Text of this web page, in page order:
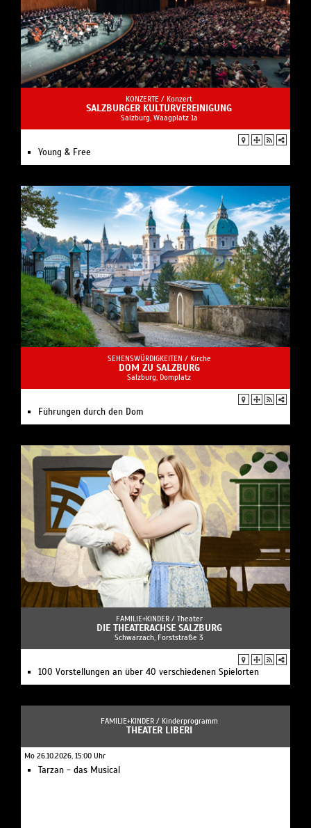
KONZERTE / Konzert
SALZBURGER KULTURVEREINIGUNG
Salzburg, Waagplatz 1a
Young & Free
SEHENSWÜRDIGKEITEN / Kirche
DOM ZU SALZBURG
Salzburg, Domplatz
Führungen durch den Dom
FAMILIE+KINDER / Theater
DIE THEATERACHSE SALZBURG
Schwarzach, Forststraße 3
100 Vorstellungen an über 40 verschiedenen Spielorten
FAMILIE+KINDER / Kinderprogramm
THEATER LIBERI
Mo 26.10.2026, 15:00 Uhr
Tarzan - das Musical